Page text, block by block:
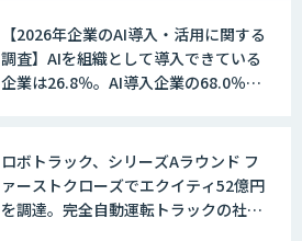
【2026年企業のAI導入・活用に関する
調査】AIを組織として導入できている
企業は26.8％。AI導入企業の68.0％
ロボトラック、シリーズAラウンド フ
ァーストクローズでエクイティ52億円
を調達。完全自動運転トラックの社会